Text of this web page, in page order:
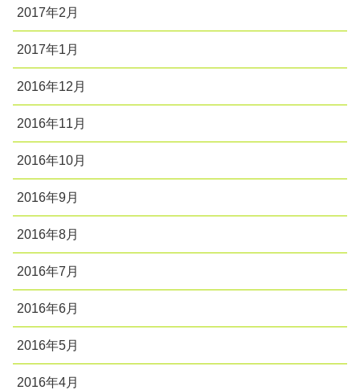
2017年2月
2017年1月
2016年12月
2016年11月
2016年10月
2016年9月
2016年8月
2016年7月
2016年6月
2016年5月
2016年4月